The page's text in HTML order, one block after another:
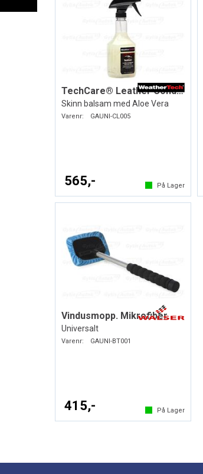
TechCare® Leather Conditioner
Skinn balsam med Aloe Vera
Varenr: GAUNI-CL005
565,- På Lager
Vindusmopp. Mikrofiber
Universalt
Varenr: GAUNI-BT001
415,- På Lager